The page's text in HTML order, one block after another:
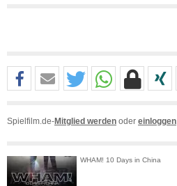
Spielfilm.de-Mitglied werden oder einloggen
WHAM! 10 Days in China